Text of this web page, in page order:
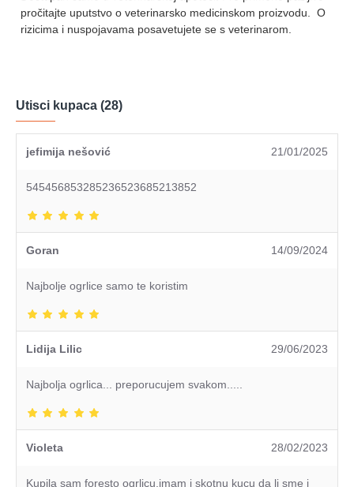
pročitajte uputstvo o veterinarsko medicinskom proizvodu. O
rizicima i nuspojavama posavetujete se s veterinarom.
Utisci kupaca (28)
jefimija nešović 21/01/2025
545456853285236523685213852
Goran 14/09/2024
Najbolje ogrlice samo te koristim
Lidija Lilic 29/06/2023
Najbolja ogrlica... preporucujem svakom.....
Violeta 28/02/2023
Kupila sam foresto ogrlicu,imam i skotnu kucu da li sme i